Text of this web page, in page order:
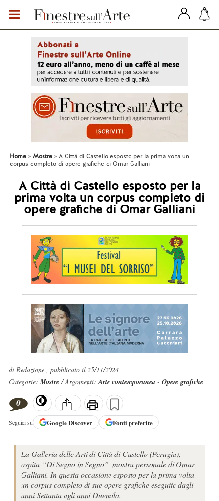
Home Mostre
A Città di Castello esposto per la prima volta un
corpus completo di opere grafiche di Omar Galliani
A Città di Castello esposto per la
prima volta un corpus completo di
opere grafiche di Omar Galliani
di Redazione , pubblicato il 25/11/2024
Categorie:Mostre/ Argomenti:Arte contemporanea- Opere grafiche
0
Seguici su GoogleDiscover Fonti preferite
La Galleria delle Arti di Città di Castello (Perugia),
ospita “Di Segno in Segno”, mostra personale di Omar
Galliani. In questa occasione esposto per la prima volta
un corpus completo di sue opere grafiche eseguite dagli
anni Settanta agli anni Duemila.